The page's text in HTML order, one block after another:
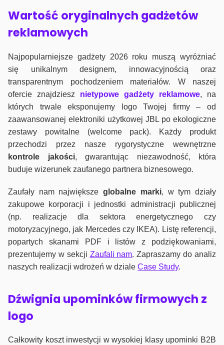
Wartość oryginalnych gadżetów
reklamowych
Najpopularniejsze gadżety 2026 roku muszą wyróżniać
się unikalnym designem, innowacyjnością oraz
transparentnym pochodzeniem materiałów. W naszej
ofercie znajdziesz nietypowe gadżety reklamowe, na
których trwale eksponujemy logo Twojej firmy – od
zaawansowanej elektroniki użytkowej JBL po ekologiczne
zestawy powitalne (welcome pack). Każdy produkt
przechodzi przez nasze rygorystyczne wewnętrzne
kontrole jakości, gwarantując niezawodność, która
buduje wizerunek zaufanego partnera biznesowego.
Zaufały nam największeglobalne marki, w tym działy
zakupowe korporacji i jednostki administracji publicznej
(np. realizacje dla sektora energetycznego czy
motoryzacyjnego, jak Mercedes czy IKEA). Listę referencji,
popartych skanami PDF i listów z podziękowaniami,
prezentujemy w sekcji Zaufali nam. Zapraszamy do analiz
naszych realizacji wdrożeń w dziale Case Study.
Dźwignia upominków firmowych z
logo
Całkowity koszt inwestycji w wysokiej klasy upominki B2B